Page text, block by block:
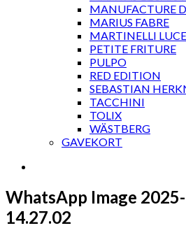
MANUFACTURE
MARIUS FABRE
MARTINELLI LUCE
PETITE FRITURE
PULPO
RED EDITION
SEBASTIAN
TACCHINI
TOLIX
WÄSTBERG
GAVEKORT
WhatsApp Image
14.27.02